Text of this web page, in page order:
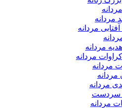
مردانه
مردانه
مردانه
مردانه
مردانه
مردانه
مردانه
سردست
مردانه